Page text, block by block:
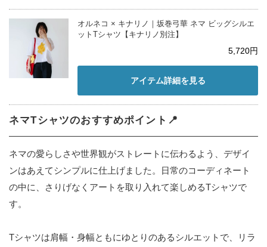
オルネコ × キナリノ｜坂巻弓華 ネマ ビッグシルエ
ットTシャツ【キナリノ別注】
5,720円
アイテム詳細を見る
ネマTシャツのおすすめポイント📍
ネマの愛らしさや世界観がストレートに伝わるよう、デザイ
ンはあえてシンプルに仕上げました。日常のコーディネート
の中に、さりげなくアートを取り入れて楽しめるTシャツで
す。
Tシャツは肩幅・身幅ともにゆとりのあるシルエットで、リラ